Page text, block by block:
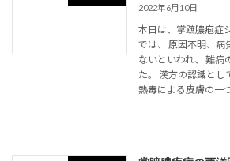
2022年6月10日
本日は、掌蹠膿疱症
では、 原因不明、病
ないといわれ、 難病
た。 漢方の認識とし
熱毒による皮膚の一